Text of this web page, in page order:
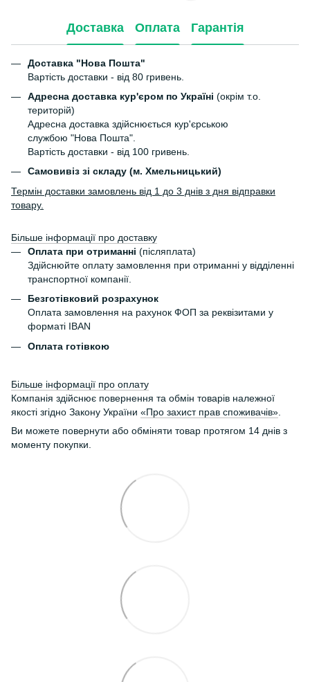
Доставка Оплата Гарантія
Доставка "Нова Пошта"
Вартість доставки - від 80 гривень.
Адресна доставка кур'єром по Україні (окрім т.о.
територій)
Адресна доставка здійснюється кур'єрською
службою "Нова Пошта".
Вартість доставки - від 100 гривень.
Самовивіз зі складу (м. Хмельницький)
Термін доставки замовлень від 1 до 3 днів з дня відправки
товару.
Більше інформації про доставку
Оплата при отриманні (післяплата)
Здійснюйте оплату замовлення при отриманні у відділенні
транспортної компанії.
Безготівковий розрахунок
Оплата замовлення на рахунок ФОП за реквізитами у
форматі IBAN
Оплата готівкою
Більше інформації про оплату
Компанія здійснює повернення та обмін товарів належної
якості згідно Закону України «Про захист прав споживачів»
Ви можете повернути або обміняти товар протягом 14 днів з
моменту покупки.